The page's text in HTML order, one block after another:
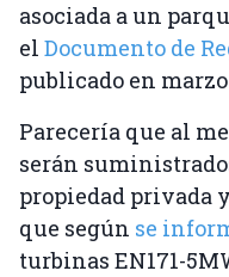
asociada a un
el Documento de
publicado en marzo
Parecería que al
serán
propiedad privada
que según se
turbinas EN171-